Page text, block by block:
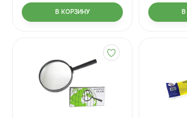
В КОРЗИНУ В